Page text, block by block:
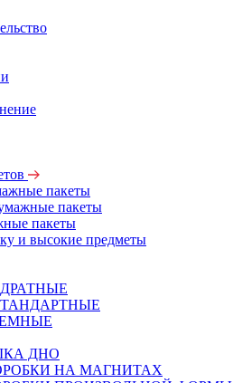
пакеты
пакеты
пакеты
и высокие предметы
ДНО
НА МАГНИТАХ